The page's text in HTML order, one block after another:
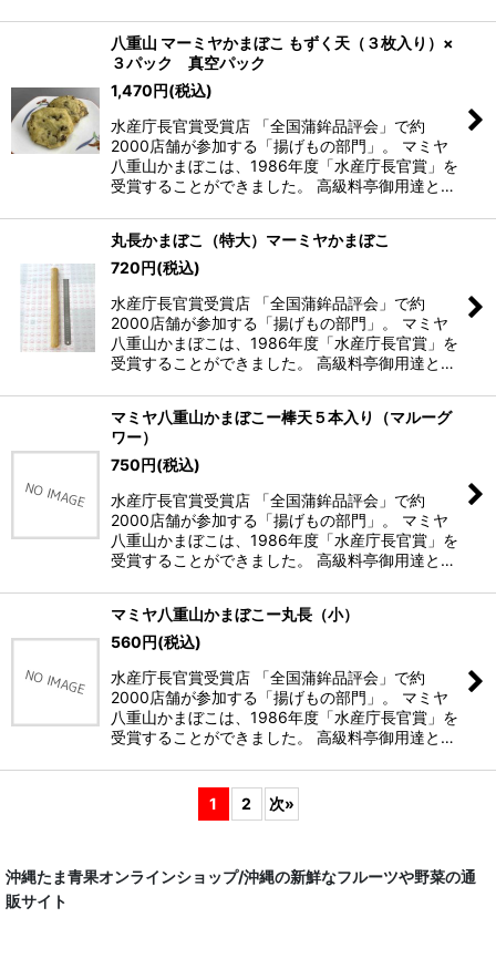
八重山 マーミヤかまぼこ もずく天（３枚入り）×
３パック 真空パック
1,470 円(税込)
水産庁長官賞受賞店 「全国蒲鉾品評会」で約
2000店舗が参加する「揚げもの部門」。 マミヤ
八重山かまぼこは、1986年度「水産庁長官賞」を
受賞することができました。 高級料亭御用達と…
丸長かまぼこ（特大）マーミヤかまぼこ
720 円(税込)
水産庁長官賞受賞店 「全国蒲鉾品評会」で約
2000店舗が参加する「揚げもの部門」。 マミヤ
八重山かまぼこは、1986年度「水産庁長官賞」を
受賞することができました。 高級料亭御用達と…
マミヤ八重山かまぼこー棒天５本入り（マルーグ
ワー）
750 円(税込)
水産庁長官賞受賞店 「全国蒲鉾品評会」で約
2000店舗が参加する「揚げもの部門」。 マミヤ
八重山かまぼこは、1986年度「水産庁長官賞」を
受賞することができました。 高級料亭御用達と…
マミヤ八重山かまぼこー丸長（小）
560 円(税込)
水産庁長官賞受賞店 「全国蒲鉾品評会」で約
2000店舗が参加する「揚げもの部門」。 マミヤ
八重山かまぼこは、1986年度「水産庁長官賞」を
受賞することができました。 高級料亭御用達と…
1 2 次»
沖縄たま青果オンラインショップ/沖縄の新鮮なフルーツや野菜の通
販サイト